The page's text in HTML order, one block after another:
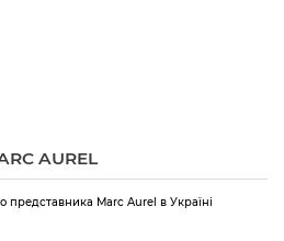
AUREL
представника Marc Aurel в Україні